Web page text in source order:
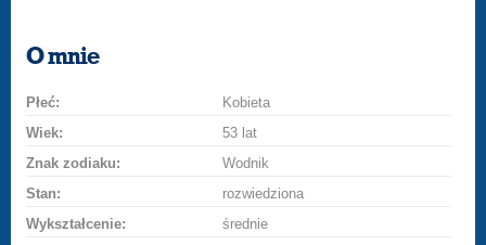
O mnie
Płeć:
Kobieta
Wiek:
53 lat
Znak zodiaku:
Wodnik
Stan:
rozwiedziona
Wykształcenie:
średnie